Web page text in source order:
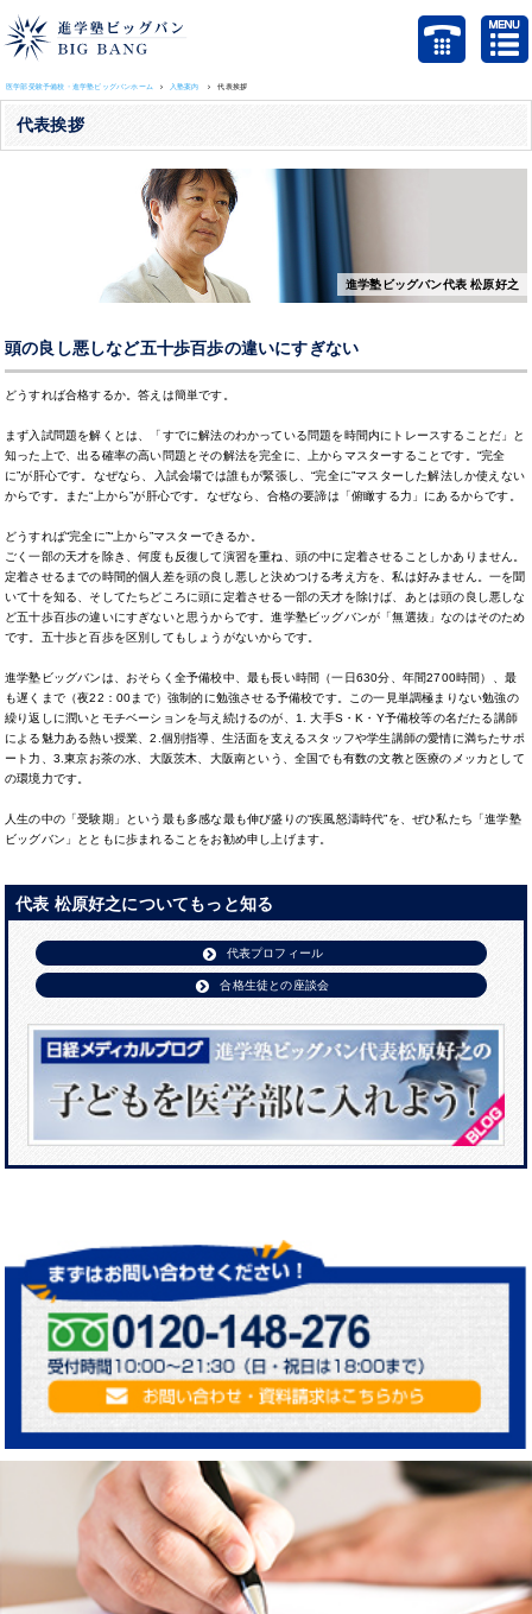
医学部受験予備校・進学塾ビッグバンホーム 入塾案内 代表挨拶
代表挨拶
進学塾ビッグバン代表 松原好之
頭の良し悪しなど五十歩百歩の違いにすぎない
どうすれば合格するか。答えは簡単です。
まず入試問題を解くとは、「すでに解法のわかっている問題を時間内にトレースすることだ」と
知った上で、出る確率の高い問題とその解法を完全に、上からマスターすることです。“完全
に”が肝心です。なぜなら、入試会場では誰もが緊張し、“完全に”マスターした解法しか使えない
からです。また“上から”が肝心です。なぜなら、合格の要諦は「俯瞰する力」にあるからです。
どうすれば“完全に”“上から”マスターできるか。
ごく一部の天才を除き、何度も反復して演習を重ね、頭の中に定着させることしかありません。
定着させるまでの時間的個人差を頭の良し悪しと決めつける考え方を、私は好みません。一を聞
いて十を知る、そしてたちどころに頭に定着させる一部の天才を除けば、あとは頭の良し悪しな
ど五十歩百歩の違いにすぎないと思うからです。進学塾ビッグバンが「無選抜」なのはそのため
です。五十歩と百歩を区別してもしょうがないからです。
進学塾ビッグバンは、おそらく全予備校中、最も長い時間（一日630分、年間2700時間）、最
も遅くまで（夜22：00まで）強制的に勉強させる予備校です。この一見単調極まりない勉強の
繰り返しに潤いとモチベーションを与え続けるのが、1. 大手S・K・Y予備校等の名だたる講師
による魅力ある熱い授業、2.個別指導、生活面を支えるスタッフや学生講師の愛情に満ちたサポ
ート力、3.東京お茶の水、大阪茨木、大阪南という、全国でも有数の文教と医療のメッカとして
の環境力です。
人生の中の「受験期」という最も多感な最も伸び盛りの“疾風怒濤時代”を、ぜひ私たち「進学塾
ビッグバン」とともに歩まれることをお勧め申し上げます。
代表 松原好之についてもっと知る
代表プロフィール
合格生徒との座談会